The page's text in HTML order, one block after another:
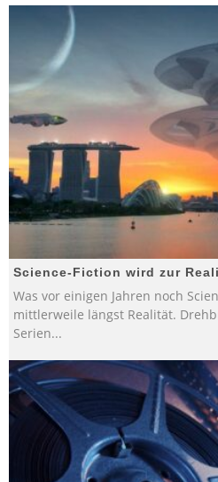
Science-Fiction wird zur
Was vor einigen Jahren noch
mittlerweile längst Realität.
Serien...